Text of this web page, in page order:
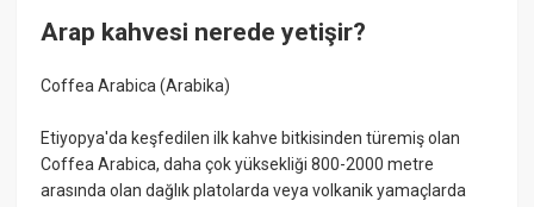
Arap kahvesi nerede yetişir?
Coffea Arabica (Arabika)
Etiyopya'da keşfedilen ilk kahve bitkisinden türemiş olan
Coffea Arabica, daha çok yüksekliği 800-2000 metre
arasında olan dağlık platolarda veya volkanik yamaçlarda